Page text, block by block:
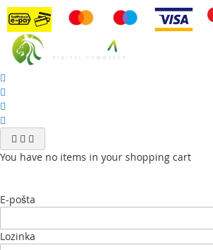
You have no items in your shopping cart
E-pošta
Lozinka